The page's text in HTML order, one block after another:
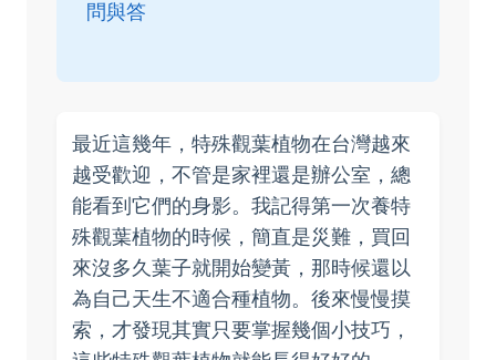
問與答
最近這幾年，特殊觀葉植物在台灣越來
越受歡迎，不管是家裡還是辦公室，總
能看到它們的身影。我記得第一次養特
殊觀葉植物的時候，簡直是災難，買回
來沒多久葉子就開始變黃，那時候還以
為自己天生不適合種植物。後來慢慢摸
索，才發現其實只要掌握幾個小技巧，